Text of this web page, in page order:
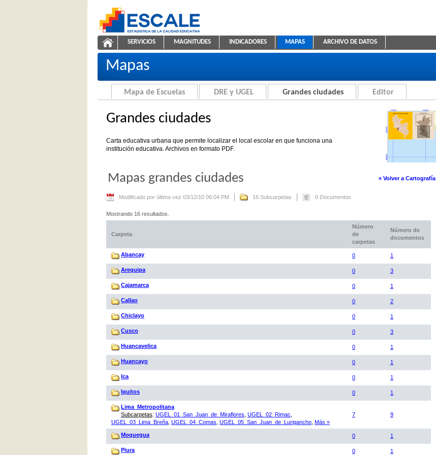
ESCALE - Unidad de Estadística Educativa
Grandes ciudades
NAVEGACIÓN
SERVICIOS MAGNITUDES INDICADORES MAPAS ARCHIVO DE DATOS
Mapas
Mapa de Escuelas DRE y UGEL Grandes ciudades Editor
Grandes ciudades
Carta educativa urbana que permite localizar el local escolar en que funciona una
institución educativa. Archivos en formato PDF.
« Volver a Cartografía
Mapas grandes ciudades
Modificado por última vez 03/12/10 06:04 PM 16 Subcarpetas 0 Documentos
Mostrando 16 resultados.
Carpeta
Número
de
carpetas
Número de
documentos
Abancay 0 1
Arequipa 0 3
Cajamarca 0 1
Callao 0 2
Chiclayo 0 1
Cusco 0 3
Huancavelica 0 1
Huancayo 0 1
Ica 0 1
Iquitos 0 1
Lima_Metropolitana
Subcarpetas: UGEL_01_San_Juan_de_Miraflores UGEL_02_Rimac
UGEL_03_Lima_Breña UGEL_04_Comas UGEL_05_San_Juan_de_Lurigancho Más »
7 9
Moquegua 0 1
Piura 0 1